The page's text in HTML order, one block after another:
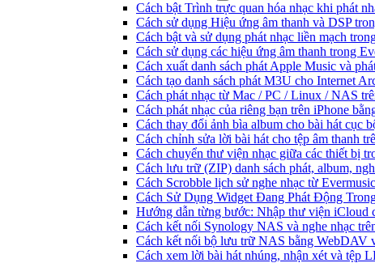
Cách bật Trình trực quan hóa nhạc khi phát
Cách sử dụng Hiệu ứng âm thanh và DSP
Cách bật và sử dụng phát nhạc liền mạch
Cách sử dụng các hiệu ứng âm thanh trong
Cách xuất danh sách phát Apple Music và
Cách tạo danh sách phát M3U cho Internet
Cách phát nhạc từ Mac / PC / Linux / NAS
Cách phát nhạc của riêng bạn trên iPhone
Cách thay đổi ảnh bìa album cho bài hát
Cách chỉnh sửa lời bài hát cho tệp âm thanh
Cách chuyển thư viện nhạc giữa các thiết bị
Cách lưu trữ (ZIP) danh sách phát, album,
Cách Scrobble lịch sử nghe nhạc từ
Cách Sử Dụng Widget Đang Phát Động
Hướng dẫn từng bước: Nhập thư viện iCloud
Cách kết nối Synology NAS và nghe nhạc
Cách kết nối bộ lưu trữ NAS bằng WebDAV
Cách xem lời bài hát nhúng, nhận xét và tệp